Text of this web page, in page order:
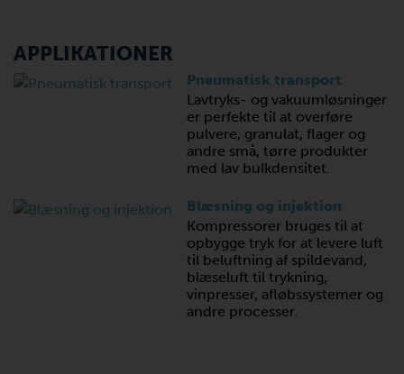
APPLIKATIONER
Pneumatisk transport
Lavtryks- og vakuumløsninger
er perfekte til at overføre
pulvere, granulat, flager og
andre små, tørre produkter
med lav bulkdensitet.
Blæsning og injektion
Kompressorer bruges til at
opbygge tryk for at levere luft
til beluftning af spildevand,
blæseluft til trykning,
vinpresser, afløbssystemer og
andre processer.